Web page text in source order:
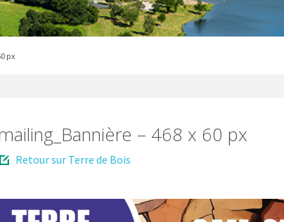
px
– 468 x 60 px
Retour sur Terre de Bois